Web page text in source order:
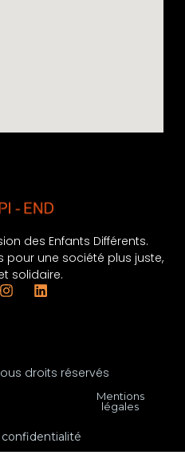
des Enfants Différents.
pour une société plus juste,
solidaire.
droits réservés
Mentions
légales